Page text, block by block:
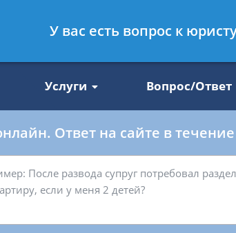
509-27-47
Услуги Вопрос/Ответ
Ответ на сайте в
У вас есть вопрос к